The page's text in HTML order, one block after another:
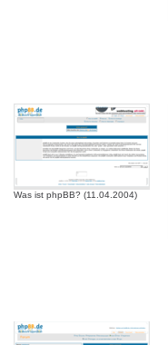
Was ist phpBB? (11.04.2004)